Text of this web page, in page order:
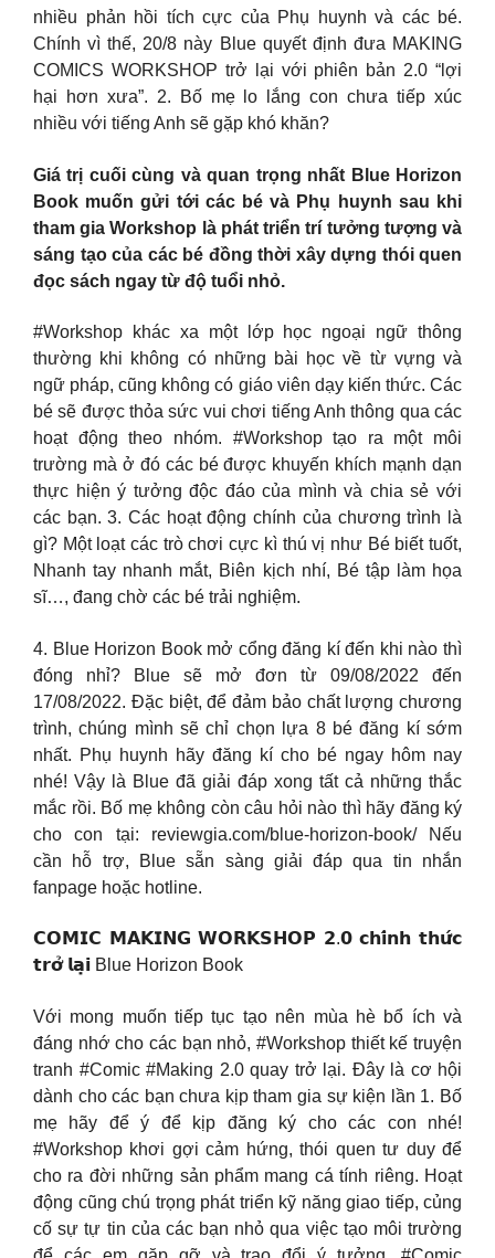
nhiều phản hồi tích cực của Phụ huynh và các bé.
Chính vì thế, 20/8 này Blue quyết định đưa MAKING
COMICS WORKSHOP trở lại với phiên bản 2.0 “lợi
hại hơn xưa”. 2. Bố mẹ lo lắng con chưa tiếp xúc
nhiều với tiếng Anh sẽ gặp khó khăn?
Giá trị cuối cùng và quan trọng nhất Blue Horizon
Book muốn gửi tới các bé và Phụ huynh sau khi
tham gia Workshop là phát triển trí tưởng tượng và
sáng tạo của các bé đồng thời xây dựng thói quen
đọc sách ngay từ độ tuổi nhỏ.
#Workshop khác xa một lớp học ngoại ngữ thông
thường khi không có những bài học về từ vựng và
ngữ pháp, cũng không có giáo viên dạy kiến thức. Các
bé sẽ được thỏa sức vui chơi tiếng Anh thông qua các
hoạt động theo nhóm. #Workshop tạo ra một môi
trường mà ở đó các bé được khuyến khích mạnh dạn
thực hiện ý tưởng độc đáo của mình và chia sẻ với
các bạn. 3. Các hoạt động chính của chương trình là
gì? Một loạt các trò chơi cực kì thú vị như Bé biết tuốt,
Nhanh tay nhanh mắt, Biên kịch nhí, Bé tập làm họa
sĩ…, đang chờ các bé trải nghiệm.
4. Blue Horizon Book mở cổng đăng kí đến khi nào thì
đóng nhỉ? Blue sẽ mở đơn từ 09/08/2022 đến
17/08/2022. Đặc biệt, để đảm bảo chất lượng chương
trình, chúng mình sẽ chỉ chọn lựa 8 bé đăng kí sớm
nhất. Phụ huynh hãy đăng kí cho bé ngay hôm nay
nhé! Vậy là Blue đã giải đáp xong tất cả những thắc
mắc rồi. Bố mẹ không còn câu hỏi nào thì hãy đăng ký
cho con tại: reviewgia.com/blue-horizon-book/ Nếu
cần hỗ trợ, Blue sẵn sàng giải đáp qua tin nhắn
fanpage hoặc hotline.
𝗖𝗢𝗠𝗜𝗖 𝗠𝗔𝗞𝗜𝗡𝗚 𝗪𝗢𝗥𝗞𝗦𝗛𝗢𝗣 𝟮.𝟬 𝗰𝗵𝗶́𝗻𝗵 𝘁𝗵𝘂̛́𝗰
𝘁𝗿𝗼̛̉ 𝗹𝗮̣𝗶 Blue Horizon Book
Với mong muốn tiếp tục tạo nên mùa hè bổ ích và
đáng nhớ cho các bạn nhỏ, #Workshop thiết kế truyện
tranh #Comic #Making 2.0 quay trở lại. Đây là cơ hội
dành cho các bạn chưa kịp tham gia sự kiện lần 1. Bố
mẹ hãy để ý để kịp đăng ký cho các con nhé!
#Workshop khơi gợi cảm hứng, thói quen tư duy để
cho ra đời những sản phẩm mang cá tính riêng. Hoạt
động cũng chú trọng phát triển kỹ năng giao tiếp, củng
cố sự tự tin của các bạn nhỏ qua việc tạo môi trường